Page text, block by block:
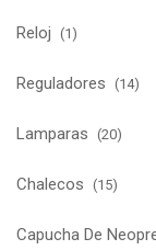
Reloj (1)
Reguladores (14)
Lamparas (20)
Chalecos (15)
Capucha De